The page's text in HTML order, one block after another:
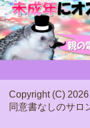
Copyright (C)
同意書なしのサロ